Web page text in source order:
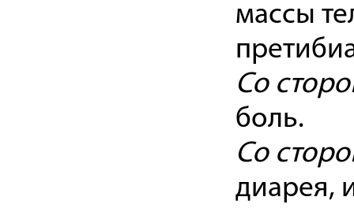
массы
Со
боль.
Со
диарея,